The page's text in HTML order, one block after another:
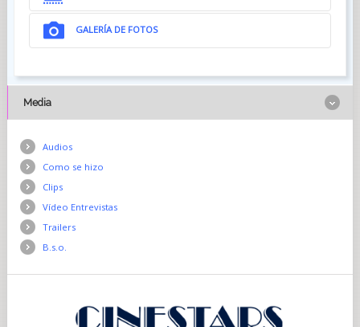
GALERÍA DE FOTOS
Media
Audios
Como se hizo
Clips
Vídeo Entrevistas
Trailers
B.s.o.